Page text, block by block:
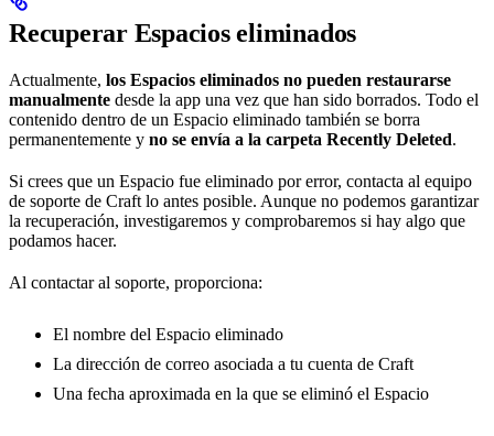
Recuperar Espacios eliminados
Actualmente, los Espacios eliminados no pueden restaurarse
manualmente desde la app una vez que han sido borrados. Todo el
contenido dentro de un Espacio eliminado también se borra
permanentemente y no se envía a la carpeta Recently Deleted.
Si crees que un Espacio fue eliminado por error, contacta al equipo
de soporte de Craft lo antes posible. Aunque no podemos garantizar
la recuperación, investigaremos y comprobaremos si hay algo que
podamos hacer.
Al contactar al soporte, proporciona:
El nombre del Espacio eliminado
La dirección de correo asociada a tu cuenta de Craft
Una fecha aproximada en la que se eliminó el Espacio